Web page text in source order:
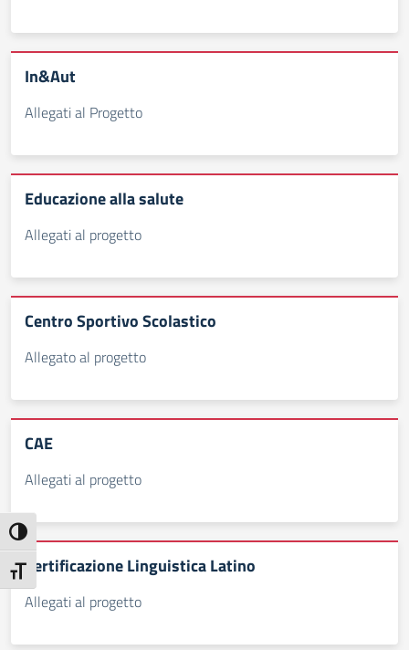
Attiva/disattiva alto contrasto
Attiva/disattiva dimensione testo
In&Aut
Allegati al Progetto
Educazione alla salute
Allegati al progetto
Centro Sportivo Scolastico
Allegato al progetto
CAE
Allegati al progetto
Certificazione Linguistica Latino
Allegati al progetto